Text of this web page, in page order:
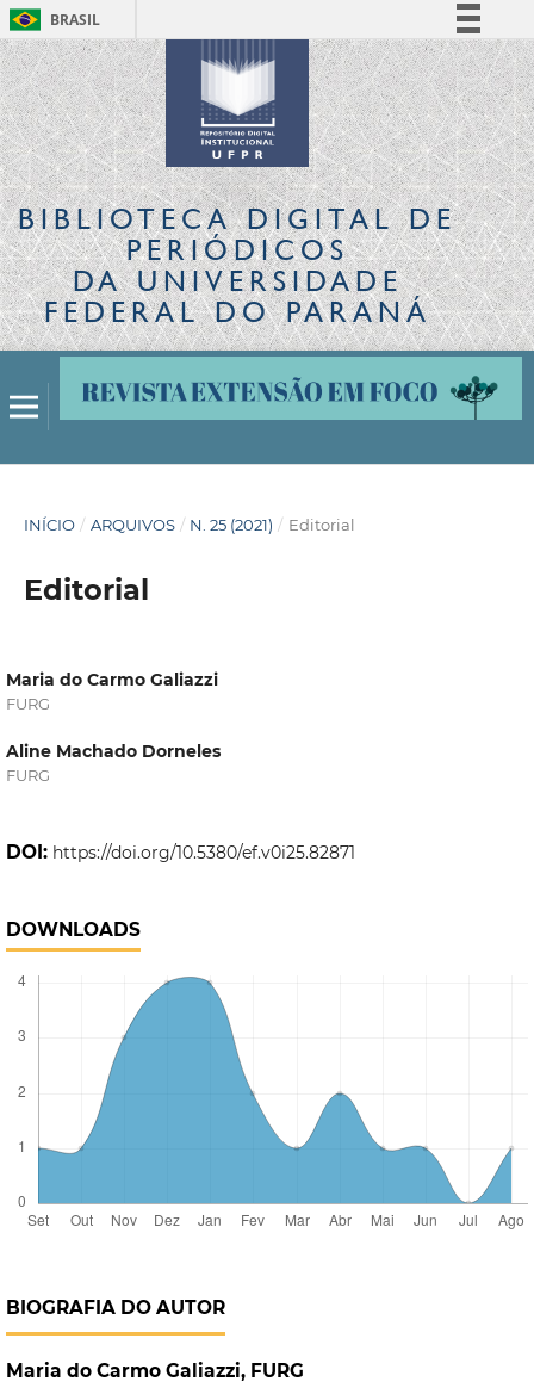
BRASIL
Simplifique!
Comunica BR
Participe
Acesso à informação
Legislação
Canais
BIBLIOTECA DIGITALDE
PERIÓDICOS
DA UNIVERSIDADE
FEDERAL DO PARANÁ
INÍCIO / ARQUIVOS / N. 25 (2021) / Editorial
Editorial
Maria do Carmo Galiazzi
FURG
Aline Machado Dorneles
FURG
DOI: https://doi.org/10.5380/ef.v0i25.82871
DOWNLOADS
BIOGRAFIA DO AUTOR
Maria do Carmo Galiazzi, FURG